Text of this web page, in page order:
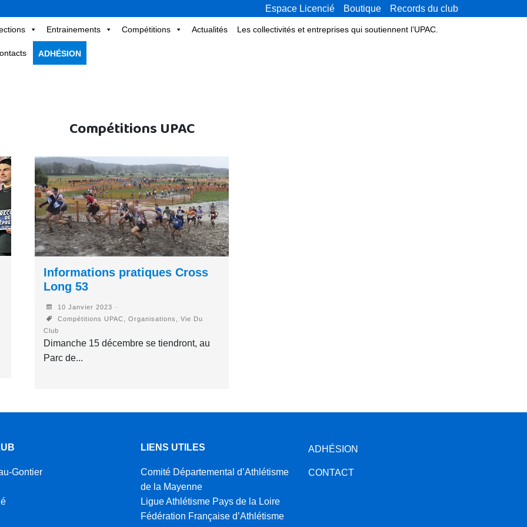
Espace Licencié Boutique Records du club
Entrainements Compétitions Actualités Les collectivités et entreprises qui soutiennent l’UPAC.
ADHÉSION
Compétitions UPAC
Informations pratiques Cross
Long 53
10 Janvier 2023
Compétitions UPAC, Organisations, Vie Du
Club
Dimanche 15 décembre se tiendront, au
Parc de...
Gontier
LIENS UTILES
Comité Départemental d’Athlétisme
de la Mayenne
Ligue Athlétisme Pays de la Loire
Fédération Française d’Athlétisme
ADHÉSION
CONTACT